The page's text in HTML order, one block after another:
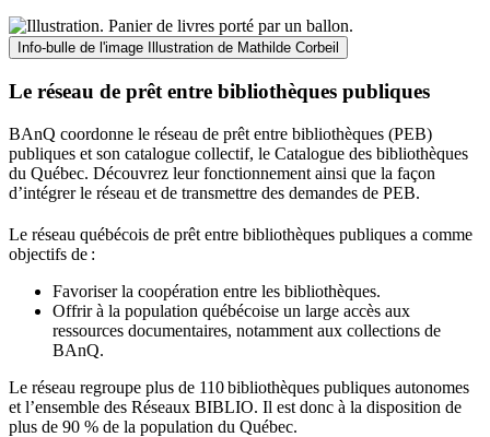
Info-bulle de l'image Illustration de Mathilde Corbeil
Le réseau de prêt entre bibliothèques publiques
BAnQ coordonne le réseau de prêt entre bibliothèques (PEB)
publiques et son catalogue collectif, le Catalogue des bibliothèques
du Québec. Découvrez leur fonctionnement ainsi que la façon
d’intégrer le réseau et de transmettre des demandes de PEB.
Le réseau québécois de prêt entre bibliothèques publiques a comme
objectifs de :
Favoriser la coopération entre les bibliothèques.
Offrir à la population québécoise un large accès aux
ressources documentaires, notamment aux collections de
BAnQ.
Le réseau regroupe plus de 110bibliothèques publiques autonomes
et l’ensemble des Réseaux BIBLIO. Il est donc à la disposition de
plus de 90 % de la population du Québec.